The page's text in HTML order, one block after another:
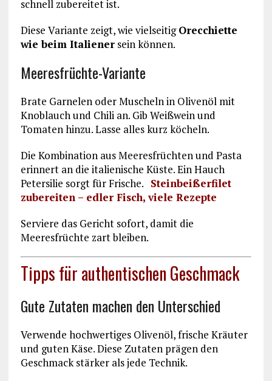
schnell zubereitet ist.
Diese Variante zeigt, wie vielseitigOrecchiette
wie beim Italienersein können.
Meeresfrüchte-Variante
Brate Garnelen oder Muscheln in Olivenöl mit
Knoblauch und Chili an. Gib Weißwein und
Tomaten hinzu. Lasse alles kurz köcheln.
Die Kombination aus Meeresfrüchten und Pasta
erinnert an die italienische Küste. Ein Hauch
Petersilie sorgt für Frische. Steinbeißerfilet
zubereiten – edler Fisch, viele Rezepte
Serviere das Gericht sofort, damit die
Meeresfrüchte zart bleiben.
Tipps für authentischen Geschmack
Gute Zutaten machen den Unterschied
Verwende hochwertiges Olivenöl, frische Kräuter
und guten Käse. Diese Zutaten prägen den
Geschmack stärker als jede Technik.